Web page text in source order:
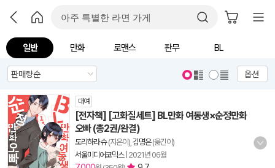
일반 만화 로맨스 판무 BL
옵션
대여
[전자책] [고화질세트] BL만화 여동생×순정만화
오빠 (총2권/완결)
도리하라 슈(지은이), 김명은(옮긴이)
서울미디어코믹스| 2021년 06월